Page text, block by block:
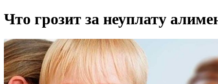
Что грозит за неуплату